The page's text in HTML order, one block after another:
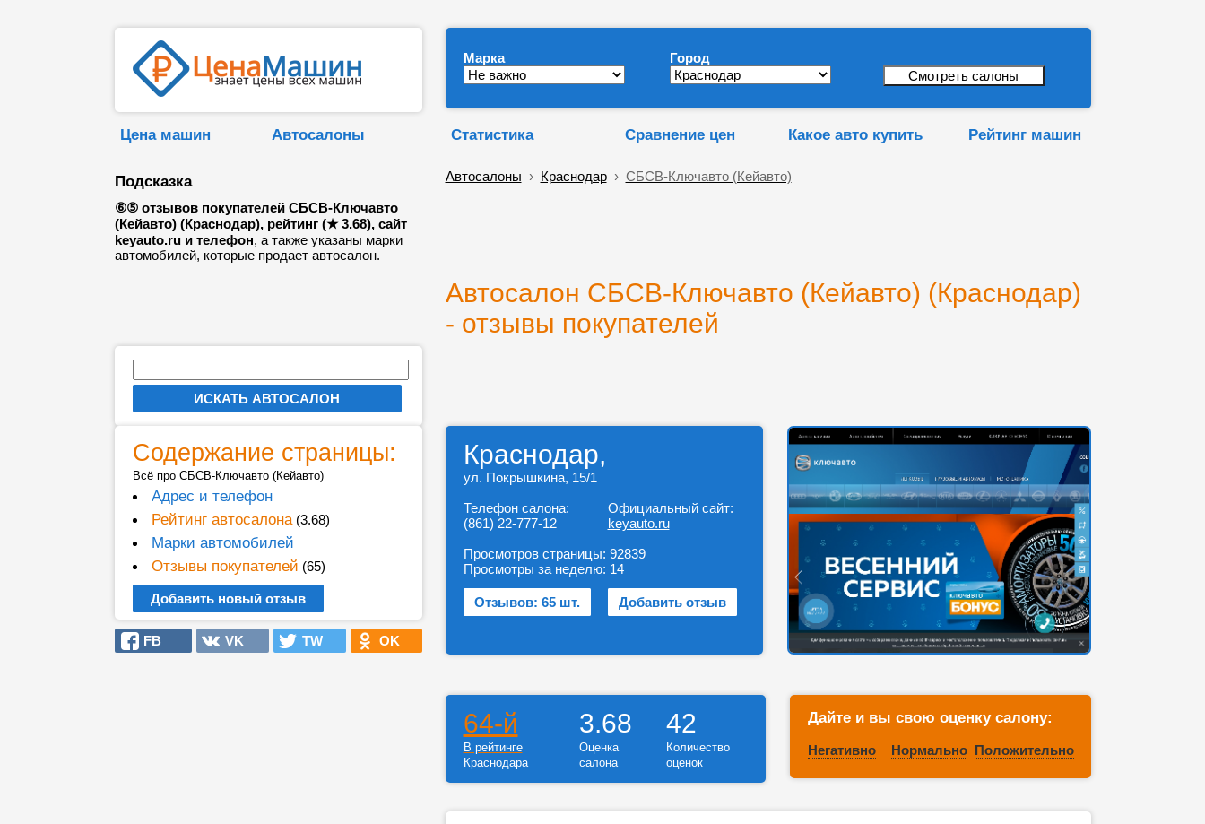
Марка Город
Цена машин Автосалоны Статистика Сравнение цен Какое авто купить Рейтинг машин
Подсказка
⑥⑤ отзывов покупателей СБСВ-Ключавто
(Кейавто) (Краснодар), рейтинг (★ 3.68), сайт
keyauto.ru и телефон, а также указаны марки
автомобилей, которые продает автосалон.
Автосалоны › Краснодар› СБСВ-Ключавто (Кейавто)
Автосалон СБСВ-Ключавто (Кейавто) (Краснодар)
- отзывы покупателей
Содержание страницы:
Всё про СБСВ-Ключавто (Кейавто)
Адрес и телефон
Рейтинг автосалона(3.68)
Марки автомобилей
Отзывы покупателей (65)
Добавить новый отзыв
FB VK TW OK
Краснодар,
ул. Покрышкина, 15/1
Телефон салона:
(861) 22-777-12
Официальный сайт:
keyauto.ru
Просмотров страницы:
Просмотры за неделю:
92839
14
Отзывов: 65 шт. Добавить отзыв
64-й
В рейтинге
Краснодара
3.68
Оценка
салона
42
Количество
оценок
Дайте и вы свою оценку салону:
Негативно Нормально Положительно